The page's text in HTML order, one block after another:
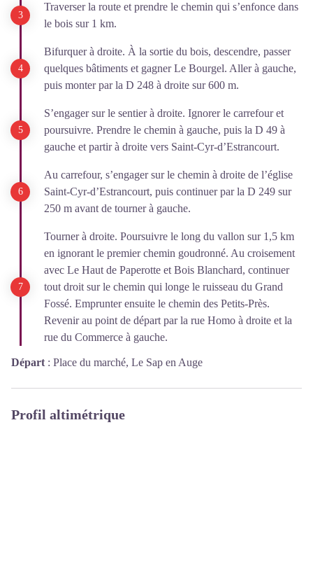
Traverser la route et prendre le chemin qui s’enfonce dans
le bois sur 1 km.
Bifurquer à droite. À la sortie du bois, descendre, passer
quelques bâtiments et gagner Le Bourgel. Aller à gauche,
puis monter par la D 248 à droite sur 600 m.
S’engager sur le sentier à droite. Ignorer le carrefour et
poursuivre. Prendre le chemin à gauche, puis la D 49 à
gauche et partir à droite vers Saint-Cyr-d’Estrancourt.
Au carrefour, s’engager sur le chemin à droite de l’église
Saint-Cyr-d’Estrancourt, puis continuer par la D 249 sur
250 m avant de tourner à gauche.
Tourner à droite. Poursuivre le long du vallon sur 1,5 km
en ignorant le premier chemin goudronné. Au croisement
avec Le Haut de Paperotte et Bois Blanchard, continuer
tout droit sur le chemin qui longe le ruisseau du Grand
Fossé. Emprunter ensuite le chemin des Petits-Près.
Revenir au point de départ par la rue Homo à droite et la
rue du Commerce à gauche.
Départ : Place du marché, Le Sap en Auge
Profil altimétrique